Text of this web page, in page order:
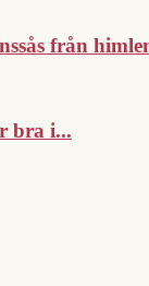
från
bra i...